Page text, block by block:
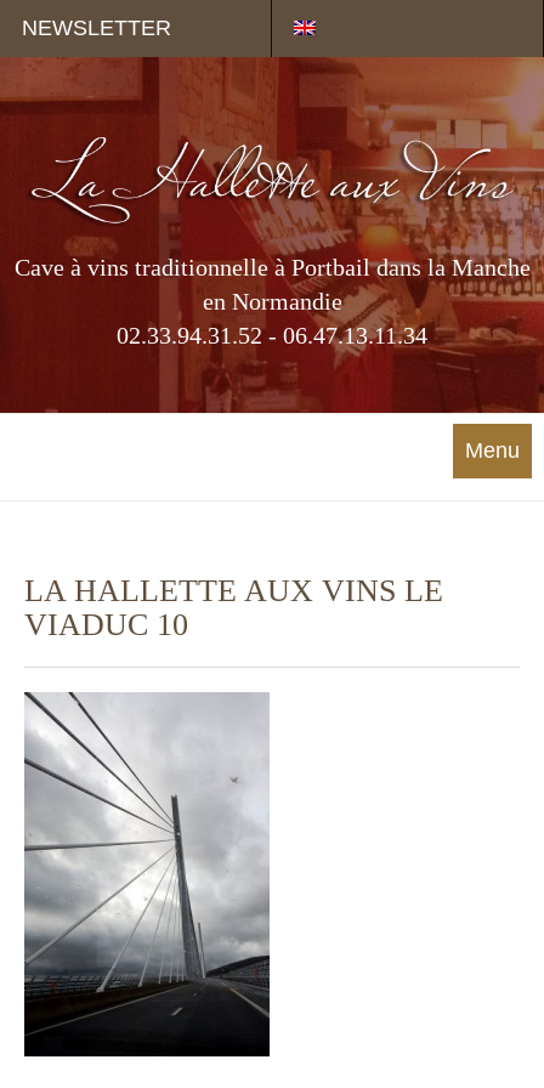
NEWSLETTER
Cave à vins traditionnelle à Portbail dans la Manche
en Normandie
02.33.94.31.52 - 06.47.13.11.34
Menu
LA HALLETTE AUX VINS LE
VIADUC 10
Panneau de gestion des cookies